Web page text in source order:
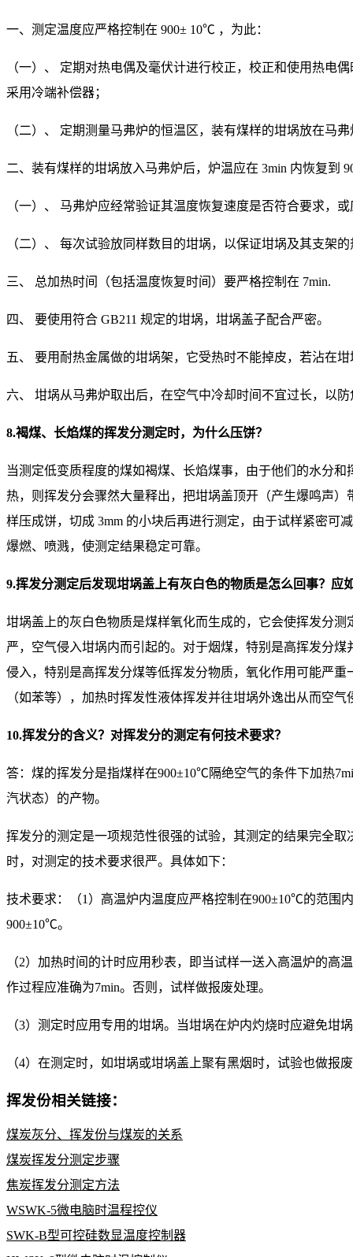
一、测定温度应严格控制在 900± 10℃ ，为此：
（一）、 定期对热电偶及毫伏计进行校正，校正和使用热电
采用冷端补偿器；
（二）、 定期测量马弗炉的恒温区，装有煤样的坩埚放在马
二、装有煤样的坩埚放入马弗炉后，炉温应在 3min 内恢复到
（一）、 马弗炉应经常验证其温度恢复速度是否符合要求，
（二）、 每次试验放同样数目的坩埚，以保证坩埚及其支架
三、 总加热时间（包括温度恢复时间）要严格控制在 7min.
四、 要使用符合 GB211 规定的坩埚，坩埚盖子配合严密。
五、 要用耐热金属做的坩埚架，它受热时不能掉皮，若沾在
六、 坩埚从马弗炉取出后，在空气中冷却时间不宜过长，以
8.褐煤、长焰煤的挥发分测定时，为什么压饼？
当测定低变质程度的煤如褐煤、长焰煤事，由于他们的水分
热，则挥发分会骤然大量释出，把坩埚盖顶开（产生爆鸣声
样压成饼，切成 3mm 的小块后再进行测定，由于试样紧密可
爆燃、喷溅，使测定结果稳定可靠。
9.挥发分测定后发现坩埚盖上有灰白色的物质是怎么回事？应
坩埚盖上的灰白色物质是煤样氧化而生成的，它会使挥发分
严，空气侵入坩埚内而引起的。对于烟煤，特别是高挥发分
侵入，特别是高挥发分煤等低挥发分物质，氧化作用可能严
（如苯等），加热时挥发性液体挥发并往坩埚外逸出从而空气
10.挥发分的含义？对挥发分的测定有何技术要求？
答：煤的挥发分是指煤样在900±10℃隔绝空气的条件下加热
汽状态）的产物。
挥发分的测定是一项规范性很强的试验，其测定的结果完全
时，对测定的技术要求很严。具体如下：
技术要求：（1）高温炉内温度应严格控制在900±10℃的范围
900±10℃。
（2）加热时间的计时应用秒表，即当试样一送入高温炉的高
作过程应准确为7min。否则，试样做报废处理。
（3）测定时应用专用的坩埚。当坩埚在炉内灼烧时应避免坩
（4）在测定时，如坩埚或坩埚盖上聚有黑烟时，试验也做报
挥发份相关链接：
煤炭灰分、挥发份与煤炭的关系
煤炭挥发分测定步骤
焦炭挥发分测定方法
WSWK-5微电脑时温程控仪
SWK-B型可控硅数显温度控制器